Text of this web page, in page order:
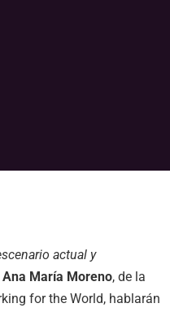
actual y
Ana María Moreno, de la
for the World, hablarán